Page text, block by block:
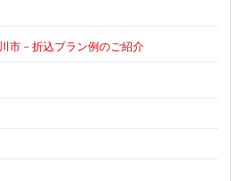
ン
市－折込プラン例のご紹介
市－折込プラン例のご紹介
市－折込プラン例のご紹介
宮市－折込プラン例のご紹介
子市－折込プラン例のご紹介
チラシ・印刷・折込配布を
けする折込チラシ屋さんブ